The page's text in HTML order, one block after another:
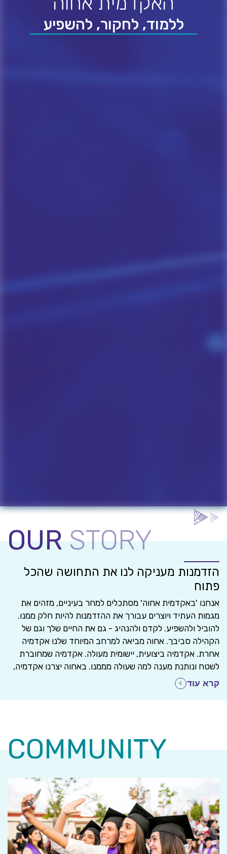
ללמוד, לחקור, להשפיע
OURSTORY
הזדמנות מעניקה לנו את התחושה שהכל
פתוח
אנחנו 'באקדמית אחוה' מסתכלים למחר בעיניים, מזהים את
מגמות העתיד ויוצרים עבורך את ההזדמנות להיות חלק ממנו.
להוביל ולהשפיע. לקדם ולהנהיג - גם את החיים שלך וגם של
הקהילה סביבך. אחוה מביאה למרחב המיוחד שלנו אקדמיה
אחרת. אקדמיה ביצועית, יישומית מעולה. אקדמיה שמחוברת
לשטח ונותנת מענה למה שעולה מממנו. באחוה יצרנו אקדמיה,
שמלמדת תארים איכותיים ומתקדמים, בפסיכולוגיה, חינוך,
במקצועות המדעים והבריאות, מדעי המחשב ומערכות מידע
מקום בארץ ובדרום בפרט. אנחנו יודעים, שהתעשייה, החברות
והקהילה מחכים לך.
קרא עוד
COMMUNITY